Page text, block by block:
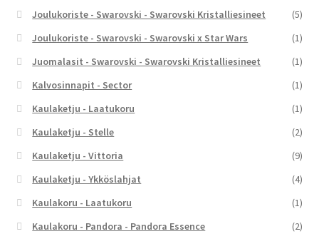
Joulukoriste - Swarovski - Swarovski Kristalliesineet
(5)
Joulukoriste - Swarovski - Swarovski x Star Wars
(1)
Juomalasit - Swarovski - Swarovski Kristalliesineet
(1)
Kalvosinnapit - Sector
(1)
Kaulaketju - Laatukoru
(1)
Kaulaketju - Stelle
(2)
Kaulaketju - Vittoria
(9)
Kaulaketju - Ykköslahjat
(4)
Kaulakoru - Laatukoru
(1)
Kaulakoru - Pandora - Pandora Essence
(2)